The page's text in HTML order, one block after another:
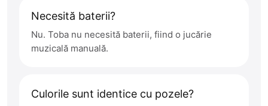
Necesită baterii?
Nu. Toba nu necesită baterii, fiind o jucărie
muzicală manuală.
Culorile sunt identice cu pozele?